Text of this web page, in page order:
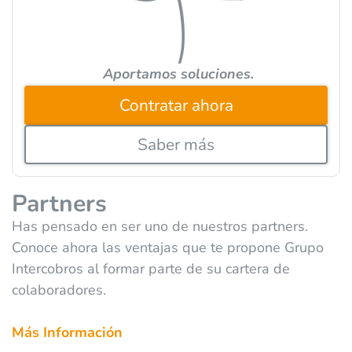
Aportamos soluciones.
Contratar ahora
Saber más
Partners
Has pensado en ser uno de nuestros partners.
Conoce ahora las ventajas que te propone Grupo
Intercobros al formar parte de su cartera de
colaboradores.
Más Información